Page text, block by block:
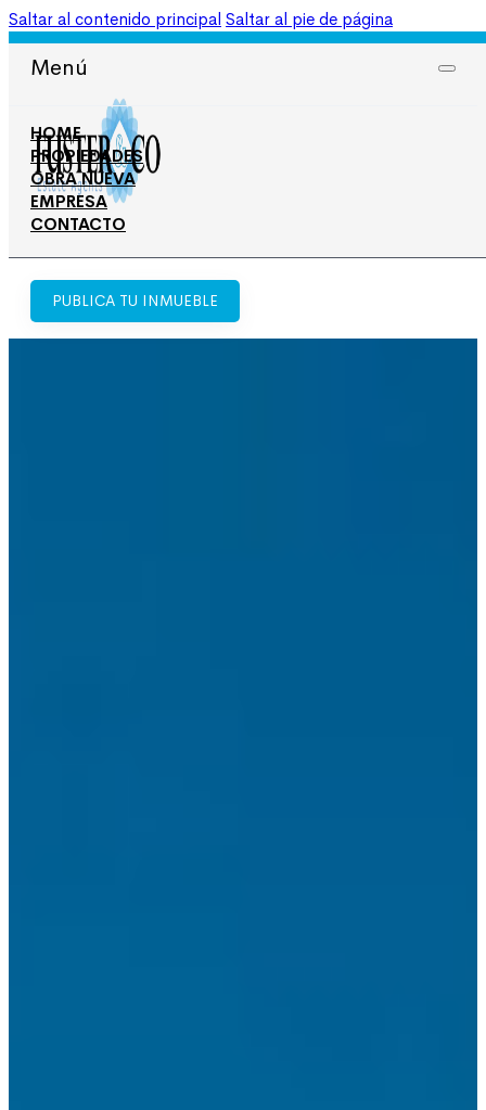
Saltar al contenido principal Saltar al pie de página
Menú
HOME
PROPIEDADES
OBRA NUEVA
EMPRESA
CONTACTO
PUBLICA TU INMUEBLE